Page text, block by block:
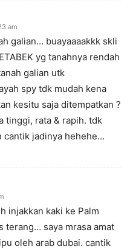
am
galian… buayaaaakkk skli
yg tanahnya rendah
galian utk
spy tdk mudah kena
kesitu saja ditempatkan ?
tinggi, rata & rapih. tdk
cantik jadinya hehehe…
injakkan kaki ke Palm
terang… saya mrasa amat
oleh arab dubai. cantik